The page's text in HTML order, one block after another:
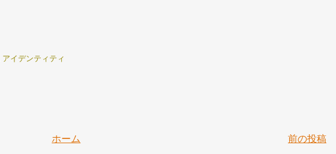
アイデンティティ
前の投稿
ホーム